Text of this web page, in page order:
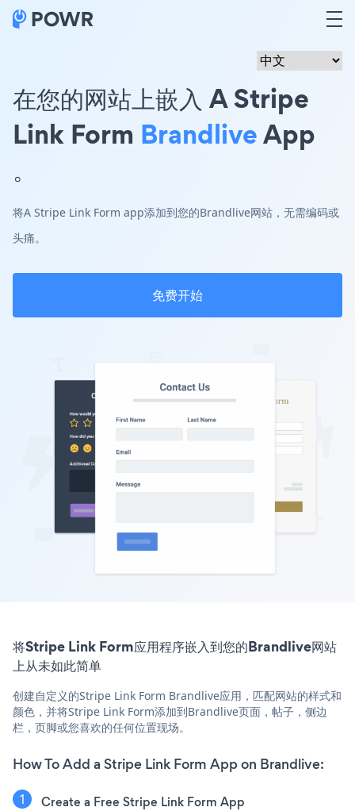
在您的网站上嵌入 A Stripe
Link Form BrandliveApp
。
将A Stripe Link Form app添加到您的Brandlive网站，无需编码或
头痛。
免费开始
将Stripe Link Form应用程序嵌入到您的Brandlive网站
上从未如此简单
创建自定义的Stripe Link Form Brandlive应用，匹配网站的样式和
颜色，并将Stripe Link Form添加到Brandlive页面，帖子，侧边
栏，页脚或您喜欢的任何位置现场。
How To Add a Stripe Link Form App on Brandlive:
Create a Free Stripe Link Form App